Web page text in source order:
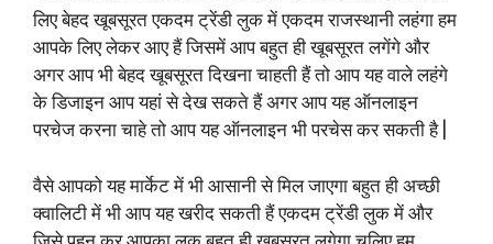
लिए बेहद खूबसूरत एकदम ट्रेंडी लुक में एकदम राजस्थानी लहंगा हम
आपके लिए लेकर आए हैं जिसमें आप बहुत ही खूबसूरत लगेंगे और
अगर आप भी बेहद खूबसूरत दिखना चाहती हैं तो आप यह वाले लहंगे
के डिजाइन आप यहां से देख सकते हैं अगर आप यह ऑनलाइन
परचेज करना चाहे तो आप यह ऑनलाइन भी परचेस कर सकती है |
वैसे आपको यह मार्केट में भी आसानी से मिल जाएगा बहुत ही अच्छी
क्वालिटी में भी आप यह खरीद सकती हैं एकदम ट्रेंडी लुक में और